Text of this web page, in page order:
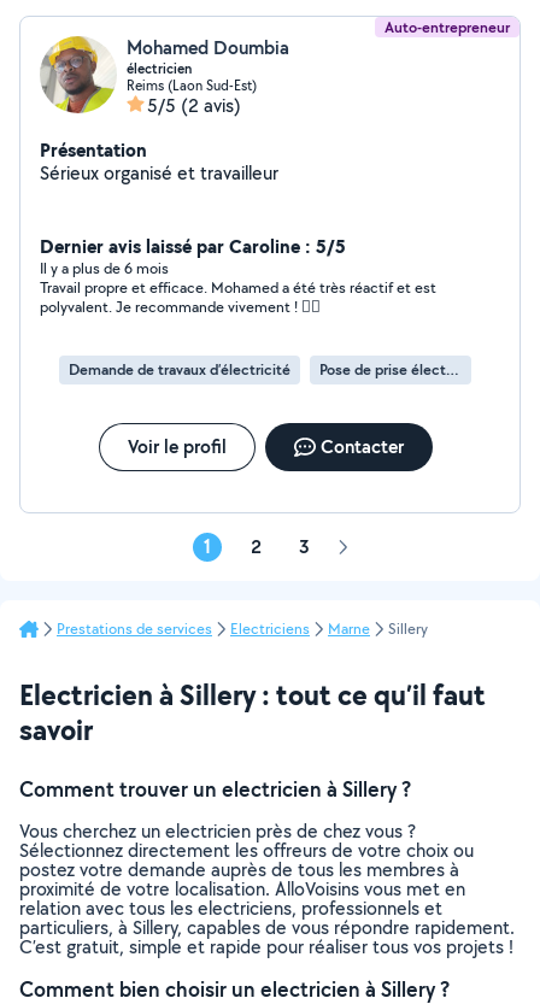
Auto-entrepreneur
Mohamed Doumbia
électricien
Reims (Laon Sud-Est)
5/5 (2 avis)
Présentation
Sérieux organisé et travailleur
Dernier avis laissé par Caroline : 5/5
Il y a plus de 6 mois
Travail propre et efficace. Mohamed a été très réactif et est
polyvalent. Je recommande vivement ! 👍🏻
Demande de travaux d’électricité Pose de prise électrique
Voir le profil Contacter
1 2 3 Page
Prestations de services Electriciens Marne Sillery
Electricien à Sillery : tout ce qu’il faut
savoir
Comment trouver un electricien à Sillery ?
Vous cherchez un electricien près de chez vous ?
Sélectionnez directement les offreurs de votre choix ou
postez votre demande auprès de tous les membres à
proximité de votre localisation. AlloVoisins vous met en
relation avec tous les electriciens, professionnels et
particuliers, à Sillery, capables de vous répondre rapidement.
C’est gratuit, simple et rapide pour réaliser tous vos projets !
Comment bien choisir un electricien à Sillery ?